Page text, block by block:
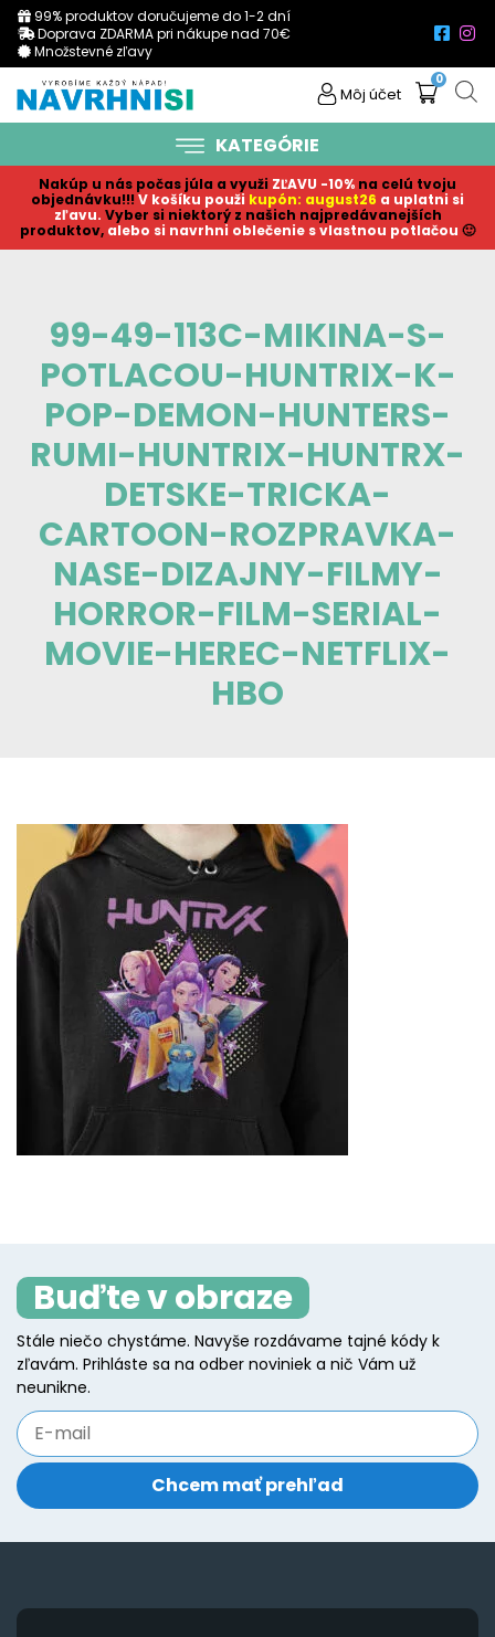
99% produktov doručujeme do 1-2 dní
Doprava ZDARMA pri nákupe nad 70€
Množstevné zľavy
Môj účet
0
KATEGÓRIE
Nakúp u nás počas júla a využi ZĽAVU -10% na celú tvoju
objednávku!!! V košíku použi kupón: august26 a uplatni si
zľavu. Vyber si niektorý z našich najpredávanejších
produktov, alebo si navrhni oblečenie s vlastnou potlačou 🙂
99-49-113C-MIKINA-S-
POTLACOU-HUNTRIX-K-
POP-DEMON-HUNTERS-
RUMI-HUNTRIX-HUNTRX-
DETSKE-TRICKA-
CARTOON-ROZPRAVKA-
NASE-DIZAJNY-FILMY-
HORROR-FILM-SERIAL-
MOVIE-HEREC-NETFLIX-
HBO
Buďte v obraze
Stále niečo chystáme. Navyše rozdávame tajné kódy k
zľavám. Prihláste sa na odber noviniek a nič Vám už
neunikne.